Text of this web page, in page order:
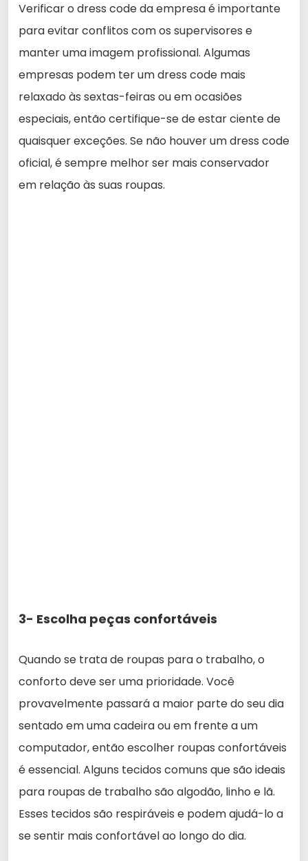
Verificar o dress code da empresa é importante
para evitar conflitos com os supervisores e
manter uma imagem profissional. Algumas
empresas podem ter um dress code mais
relaxado às sextas-feiras ou em ocasiões
especiais, então certifique-se de estar ciente de
quaisquer exceções. Se não houver um dress code
oficial, é sempre melhor ser mais conservador
em relação às suas roupas.
3- Escolha peças confortáveis
Quando se trata de roupas para o trabalho, o
conforto deve ser uma prioridade. Você
provavelmente passará a maior parte do seu dia
sentado em uma cadeira ou em frente a um
computador, então escolher roupas confortáveis
é essencial. Alguns tecidos comuns que são ideais
para roupas de trabalho são algodão, linho e lã.
Esses tecidos são respiráveis e podem ajudá-lo a
se sentir mais confortável ao longo do dia.